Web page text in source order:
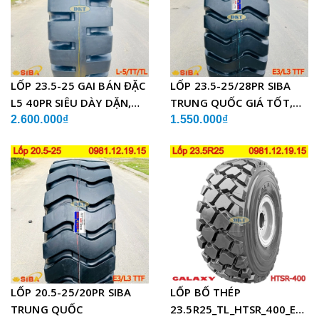
LỐP 23.5-25 GAI BÁN ĐẶC
L5 40PR SIÊU DÀY DẶN,
CHẤT LƯỢNG
2.600.000₫
LỐP 23.5-25/28PR SIBA
TRUNG QUỐC GIÁ TỐT,
SIÊU BỀN
1.550.000₫
LỐP 20.5-25/20PR SIBA
TRUNG QUỐC
LỐP BỐ THÉP
23.5R25_TL_HTSR_400_E4/